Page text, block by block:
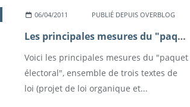
06/04/2011 PUBLIÉ DEPUIS OVERBLOG
Les principales mesures du "paquet électoral" voté par le Parlement
Voici les principales mesures du "paquet
électoral", ensemble de trois textes de
loi (projet de loi organique et...